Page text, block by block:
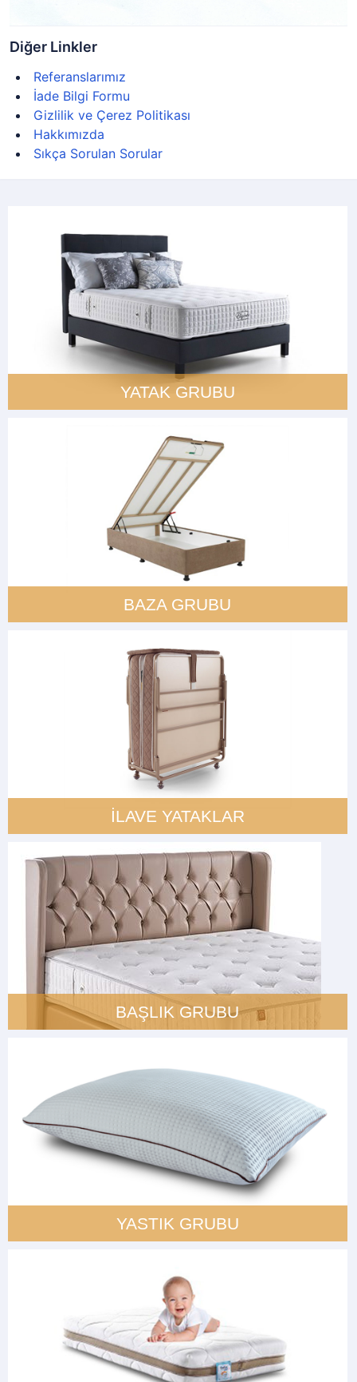
Diğer Linkler
Referanslarımız
İade Bilgi Formu
Gizlilik ve Çerez Politikası
Hakkımızda
Sıkça Sorulan Sorular
YATAK GRUBU
BAZA GRUBU
İLAVE YATAKLAR
BAŞLIK GRUBU
YASTIK GRUBU